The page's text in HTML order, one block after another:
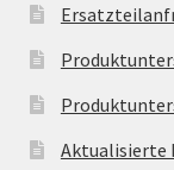
Aktualisierte